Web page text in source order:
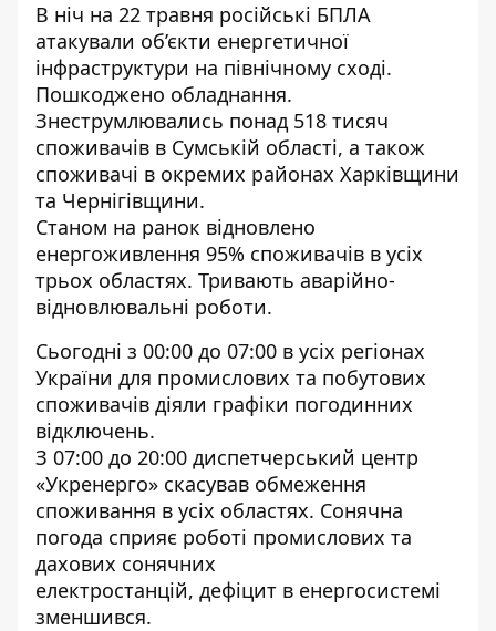
В ніч на 22 травня російські БПЛА
атакували об’єкти енергетичної
інфраструктури на північному сході.
Пошкоджено обладнання.
Знеструмлювались понад 518 тисяч
споживачів в Сумській області, а також
споживачі в окремих районах Харківщини
та Чернігівщини.
Станом на ранок відновлено
енергоживлення 95% споживачів в усіх
трьох областях. Тривають аварійно-
відновлювальні роботи.
Сьогодні з 00:00 до 07:00 в усіх регіонах
України для промислових та побутових
споживачів діяли графіки погодинних
відключень.
З 07:00 до 20:00 диспетчерський центр
«Укренерго» скасував обмеження
споживання в усіх областях. Сонячна
погода сприяє роботі промислових та
дахових сонячних
електростанцій, дефіцит в енергосистемі
зменшився.